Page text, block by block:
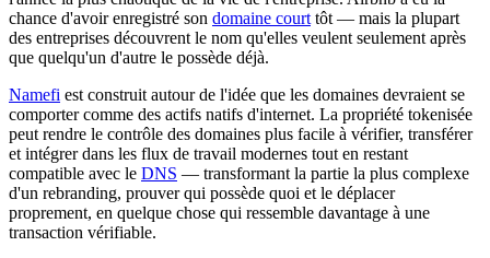
chance d'avoir enregistré son domaine court tôt — mais la plupart
des entreprises découvrent le nom qu'elles veulent seulement après
que quelqu'un d'autre le possède déjà.
Namefi est construit autour de l'idée que les domaines devraient se
comporter comme des actifs natifs d'internet. La propriété tokenisée
peut rendre le contrôle des domaines plus facile à vérifier, transférer
et intégrer dans les flux de travail modernes tout en restant
compatible avec le DNS — transformant la partie la plus complexe
d'un rebranding, prouver qui possède quoi et le déplacer
proprement, en quelque chose qui ressemble davantage à une
transaction vérifiable.